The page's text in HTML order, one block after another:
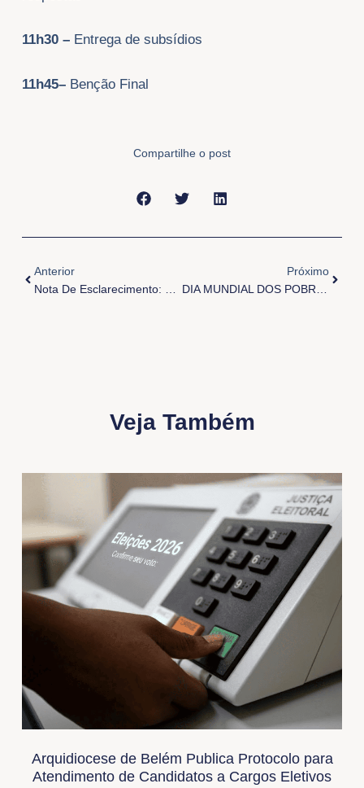
11h30 –Entrega de subsídios
11h45–Benção Final
Compartilhe o post
Anterior
Próximo
Veja Também
Arquidiocese de Belém Publica Protocolo para
Atendimento de Candidatos a Cargos Eletivos